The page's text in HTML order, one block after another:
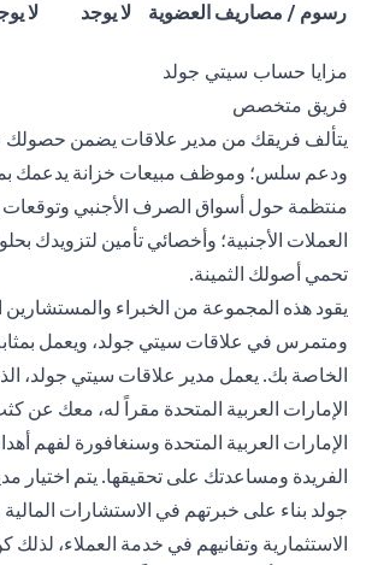
رسوم / مصاريف العضوية لا يوجد لا
مزايا حساب سيتي جولد
فريق متخصص
يتألف فريقك من مدير علاقات يضمن حصولك
ودعم سلس؛ وموظف مبيعات خزانة يدعمك
منتظمة حول أسواق الصرف الأجنبي
العملات الأجنبية؛ وأخصائي تأمين لتزويدك
تحمي أصولك الثمينة.
يقود هذه المجموعة من الخبراء والمستشارين
ومتمرس في علاقات سيتي جولد، ويعمل
الخاصة بك. يعمل مدير علاقات سيتي جولد،
الإمارات العربية المتحدة مقراً له، معك عن
الإمارات العربية المتحدة وسنغافورة لفهم
الفريدة ومساعدتك على تحقيقها. يتم اختيار
جولد بناء على خبرتهم في الاستشارات
الاستثمارية وتفانيهم في خدمة العملاء،